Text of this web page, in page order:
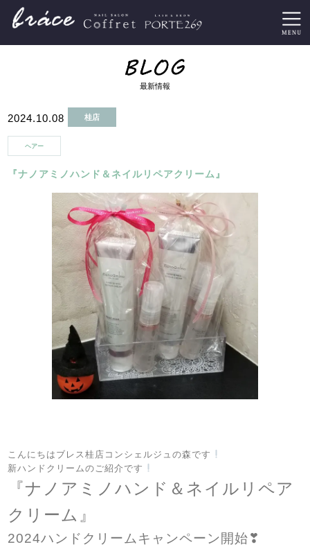
最新情報
2024.10.08 桂店
ヘアー
『ナノアミノハンド＆ネイルリペアクリーム』
こんにちはブレス桂店コンシェルジュの森です
新ハンドクリームのご紹介です
『ナノアミノハンド＆ネイルリペア
クリーム』
2024ハンドクリームキャンペーン開始❣